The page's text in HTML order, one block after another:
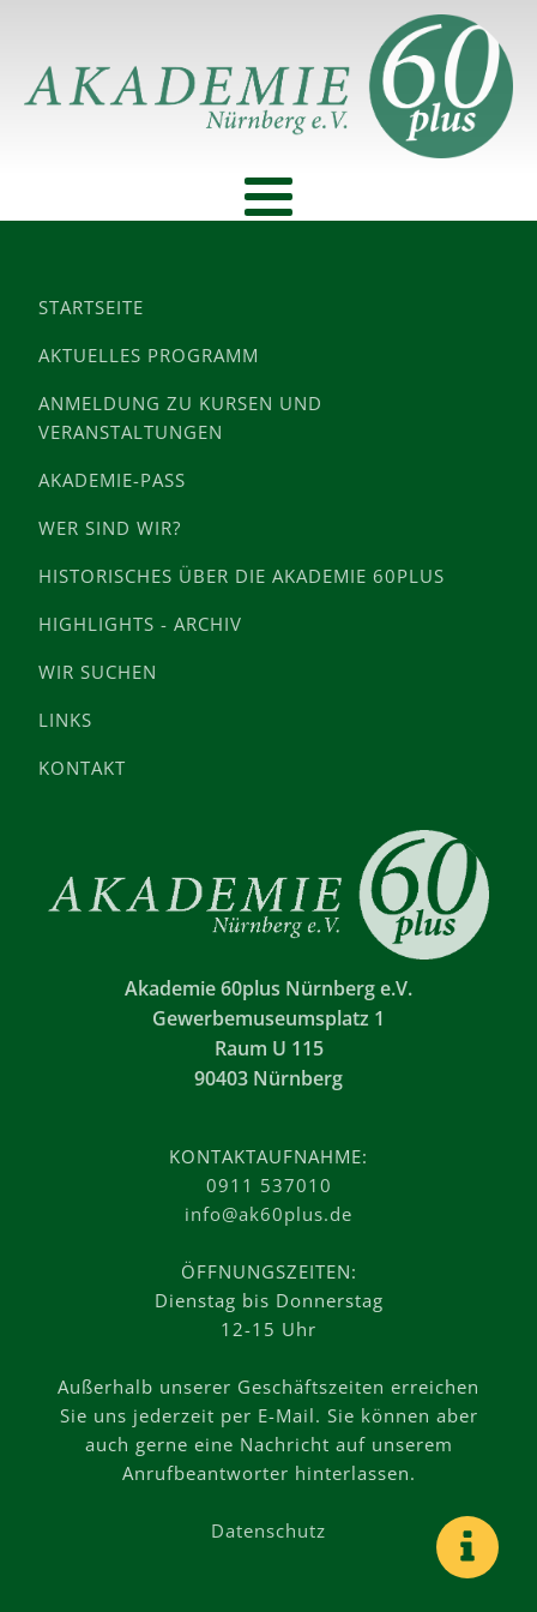
STARTSEITE
AKTUELLES PROGRAMM
ANMELDUNG ZU KURSEN UND
VERANSTALTUNGEN
AKADEMIE-PASS
WER SIND WIR?
HISTORISCHES ÜBER DIE AKADEMIE 60PLUS
HIGHLIGHTS - ARCHIV
WIR SUCHEN
LINKS
KONTAKT
Akademie 60plus Nürnberg e.V.
Gewerbemuseumsplatz 1
Raum U 115
90403 Nürnberg
KONTAKTAUFNAHME:
0911 537010
info@ak60plus.de
ÖFFNUNGSZEITEN:
Dienstag bis Donnerstag
12-15 Uhr
Außerhalb unserer Geschäftszeiten erreichen
Sie uns jederzeit per E-Mail. Sie können aber
auch gerne eine Nachricht auf unserem
Anrufbeantworter hinterlassen.
Datenschutz